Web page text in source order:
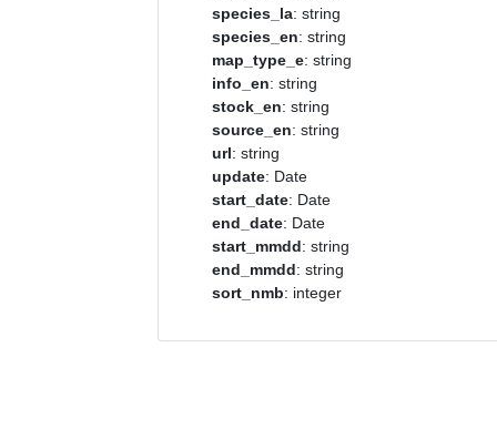
species_la: string
species_en: string
map_type_e: string
info_en: string
stock_en: string
source_en: string
url: string
update: Date
start_date: Date
end_date: Date
start_mmdd: string
end_mmdd: string
sort_nmb: integer